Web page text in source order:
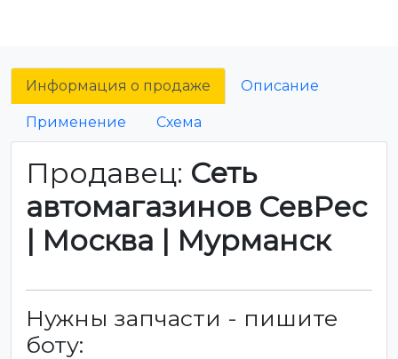
Информация о продаже Описание
Применение Схема
Продавец: Сеть
автомагазинов СевРес
| Москва | Мурманск
Нужны запчасти - пишите
боту: